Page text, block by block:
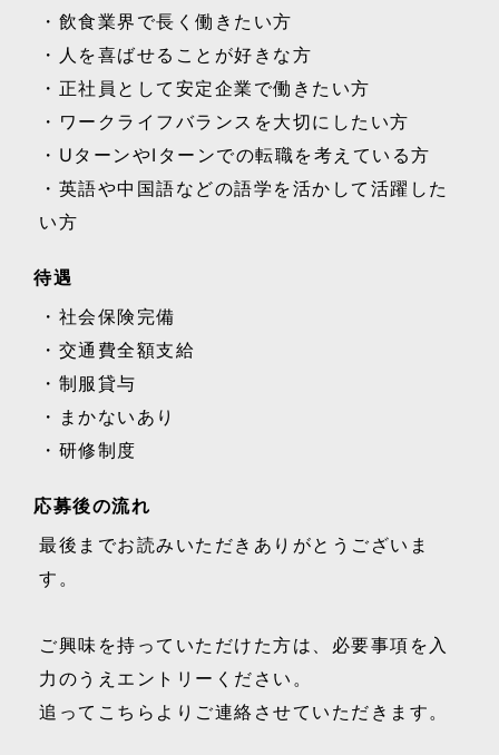
・飲食業界で長く働きたい方
・人を喜ばせることが好きな方
・正社員として安定企業で働きたい方
・ワークライフバランスを大切にしたい方
・UターンやIターンでの転職を考えている方
・英語や中国語などの語学を活かして活躍した
い方
待遇
・社会保険完備
・交通費全額支給
・制服貸与
・まかないあり
・研修制度
応募後の流れ
最後までお読みいただきありがとうございま
す。
ご興味を持っていただけた方は、必要事項を入
力のうえエントリーください。
追ってこちらよりご連絡させていただきます。